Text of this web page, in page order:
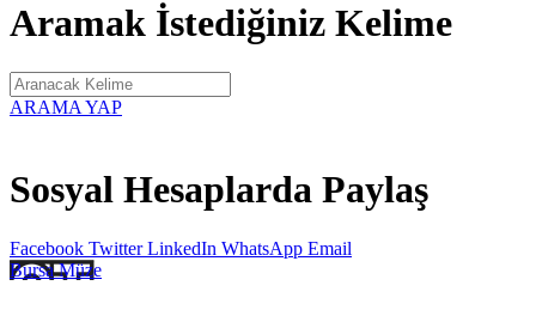
Aramak İstediğiniz Kelime
ARAMA YAP
Sosyal Hesaplarda Paylaş
Facebook Twitter LinkedIn WhatsApp Email
BursaMüze